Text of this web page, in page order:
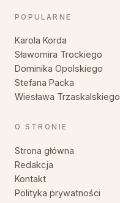
POPULARNE
Karola Korda
Sławomira Trockiego
Dominika Opolskiego
Stefana Packa
Wiesława Trzaskalskiego
O STRONIE
Strona główna
Redakcja
Kontakt
Polityka prywatności